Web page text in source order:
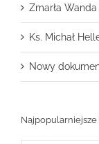
Zmarła
Ks. Michał
Nowy
Najpopularniejsze